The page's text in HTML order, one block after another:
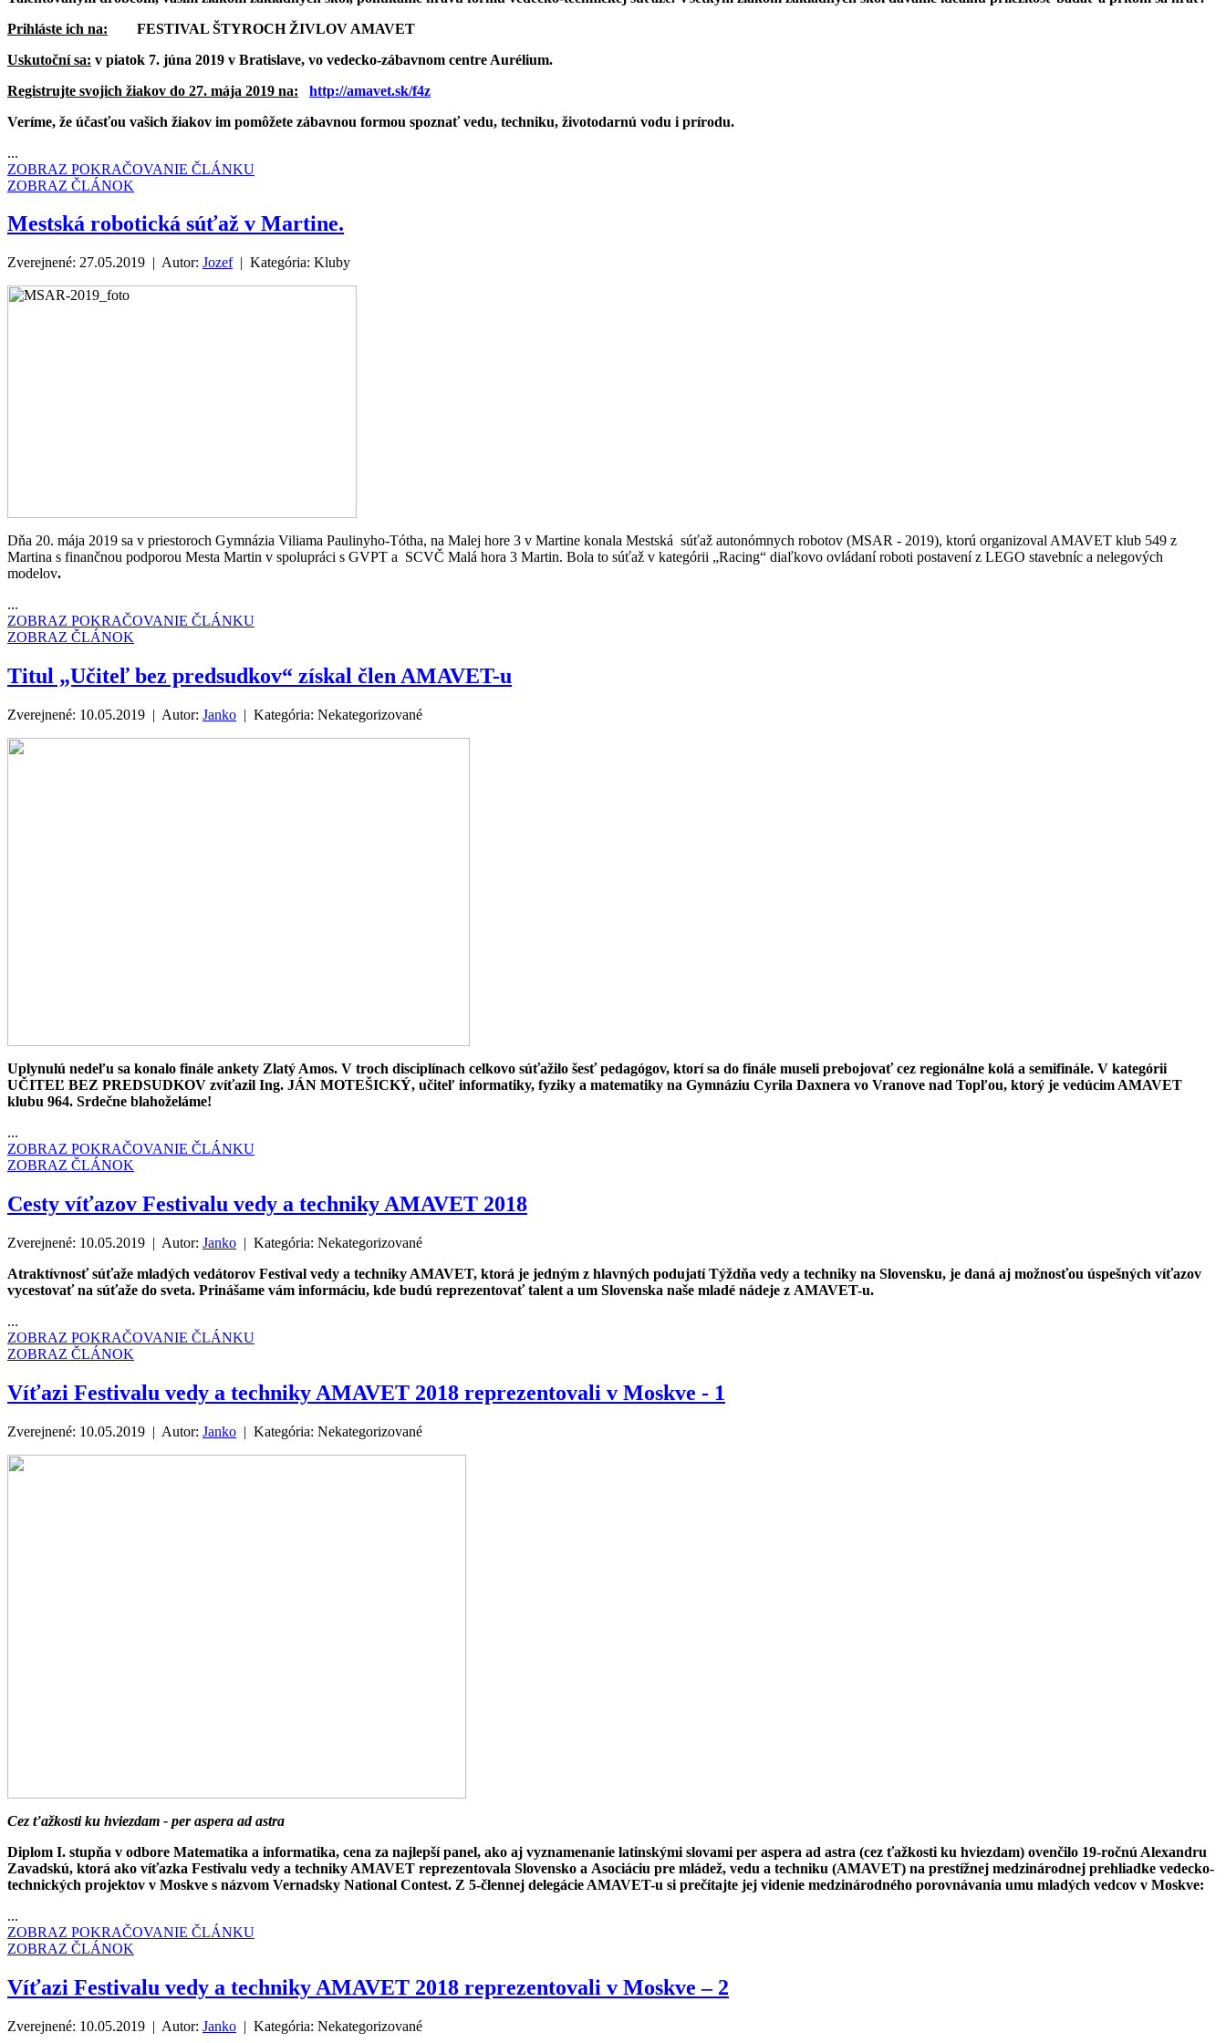
Prihláste ich na: FESTIVAL ŠTYROCH ŽIVLOV AMAVET
Uskutoční sa: v piatok 7. júna 2019 v Bratislave, vo vedecko-zábavnom centre Aurélium.
Registrujte svojich žiakov do 27. mája 2019 na:
http://amavet.sk/f4z
Veríme, že účasťou vašich žiakov im pomôžete zábavnou formou spoznať vedu, techniku, životodarnú vodu i prírodu.
...
ZOBRAZ POKRAČOVANIE ČLÁNKU
ZOBRAZ ČLÁNOK
Mestská robotická súťaž v Martine.
Zverejnené: 27.05.2019 | Autor: Jozef| Kategória: Kluby
Dňa 20. mája 2019 sa v priestoroch Gymnázia Viliama Paulinyho-Tótha, na Malej hore 3 v Martine konala Mestská súťaž autonómnych robotov (MSAR - 2019), ktorú organizoval AMAVET klub 549 z
Martina s finančnou podporou Mesta Martin v spolupráci s GVPT a SCVČ Malá hora 3 Martin. Bola to súťaž v kategórii „Racing“ diaľkovo ovládaní roboti postavení z LEGO stavebníc a nelegových
modelov.
...
ZOBRAZ POKRAČOVANIE ČLÁNKU
ZOBRAZ ČLÁNOK
Titul „Učiteľ bez predsudkov“ získal člen AMAVET-u
Zverejnené: 10.05.2019 | Autor: Janko | Kategória: Nekategorizované
Uplynulú nedeľu sa konalo finále ankety Zlatý Amos. V troch disciplínach celkovo súťažilo šesť pedagógov, ktorí sa do finále museli prebojovať cez regionálne kolá a semifinále. V kategórii
UČITEĽ BEZ PREDSUDKOV zvíťazil Ing. JÁN MOTEŠICKÝ, učiteľ informatiky, fyziky a matematiky na Gymnáziu Cyrila Daxnera vo Vranove nad Topľou, ktorý je vedúcim AMAVET
klubu 964. Srdečne blahoželáme!
...
ZOBRAZ POKRAČOVANIE ČLÁNKU
ZOBRAZ ČLÁNOK
Cesty víťazov Festivalu vedy a techniky AMAVET 2018
Zverejnené: 10.05.2019 | Autor: Janko | Kategória: Nekategorizované
Atraktívnosť súťaže mladých vedátorov Festival vedy a techniky AMAVET, ktorá je jedným z hlavných podujatí Týždňa vedy a techniky na Slovensku, je daná aj možnosťou úspešných víťazov
vycestovať na súťaže do sveta. Prinášame vám informáciu, kde budú reprezentovať talent a um Slovenska naše mladé nádeje z AMAVET-u.
...
ZOBRAZ POKRAČOVANIE ČLÁNKU
ZOBRAZ ČLÁNOK
Víťazi Festivalu vedy a techniky AMAVET 2018 reprezentovali v Moskve - 1
Zverejnené: 10.05.2019 | Autor: Janko | Kategória: Nekategorizované
Cez ťažkosti ku hviezdam - per aspera ad astra
Diplom I. stupňa v odbore Matematika a informatika, cena za najlepší panel, ako aj vyznamenanie latinskými slovami per aspera ad astra (cez ťažkosti ku hviezdam) ovenčilo 19-ročnú Alexandru
Zavadskú, ktorá ako víťazka Festivalu vedy a techniky AMAVET reprezentovala Slovensko a Asociáciu pre mládež, vedu a techniku (AMAVET) na prestížnej medzinárodnej prehliadke vedecko-
technických projektov v Moskve s názvom Vernadsky National Contest. Z 5-člennej delegácie AMAVET-u si prečítajte jej videnie medzinárodného porovnávania umu mladých vedcov v Moskve:
...
ZOBRAZ POKRAČOVANIE ČLÁNKU
ZOBRAZ ČLÁNOK
Víťazi Festivalu vedy a techniky AMAVET 2018 reprezentovali v Moskve – 2
Zverejnené: 10.05.2019 | Autor: Janko | Kategória: Nekategorizované